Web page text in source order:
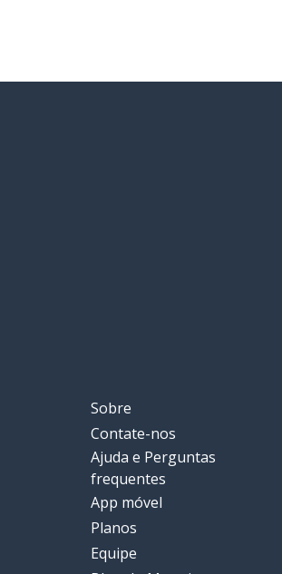
Sobre
Contate-nos
Ajuda e Perguntas
frequentes
App móvel
Planos
Equipe